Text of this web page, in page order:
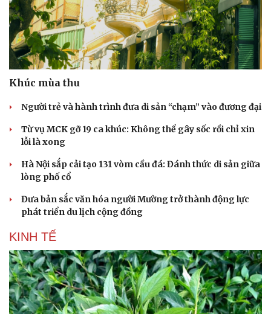
Khúc mùa thu
Người trẻ và hành trình đưa di sản “chạm” vào đương đại
Từ vụ MCK gỡ 19 ca khúc: Không thể gây sốc rồi chỉ xin
lỗi là xong
Hà Nội sắp cải tạo 131 vòm cầu đá: Đánh thức di sản giữa
lòng phố cổ
Đưa bản sắc văn hóa người Mường trở thành động lực
phát triển du lịch cộng đồng
KINH TẾ